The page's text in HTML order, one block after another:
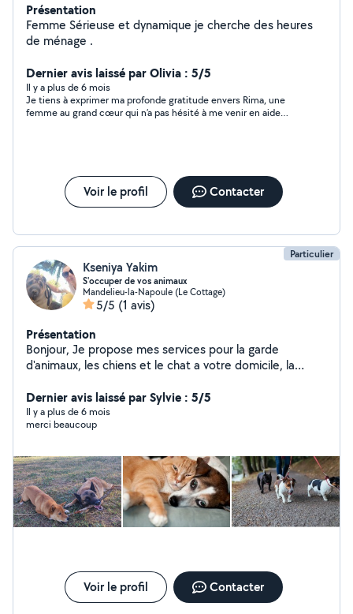
Présentation
Femme Sérieuse et dynamique je cherche des heures
de ménage .
Dernier avis laissé par Olivia : 5/5
Il y a plus de 6 mois
Je tiens à exprimer ma profonde gratitude envers Rima, une
femme au grand cœur qui n’a pas hésité à me venir en aide
recommande vivement à quiconque cherche une personne
fiable et bienveillante. Merci, Rima, pour tout ce que vous avez
fait pour moi.
Voir le profil Contacter
Particulier
Kseniya Yakim
S'occuper de vos animaux
Mandelieu-la-Napoule (Le Cottage)
5/5 (1 avis)
Présentation
Bonjour, Je propose mes services pour la garde
d'animaux, les chiens et le chat a votre domicile, la
Mandelieu - la - Napoule, Cannes la Bocca, centre
Cannes . P.S. J'adore les animaux !
Dernier avis laissé par Sylvie : 5/5
Il y a plus de 6 mois
merci beaucoup
Voir le profil Contacter